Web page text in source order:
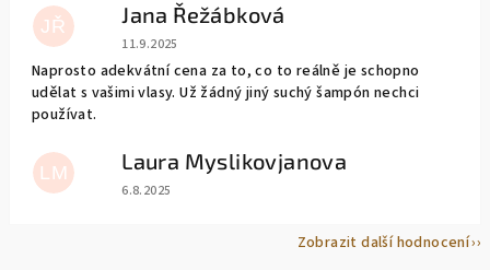
JŘ Jana Řežábková
Hodnocení obchodu je 5 z 5 hvězdiček.
11.9.2025
Naprosto adekvátní cena za to, co to reálně je schopno
udělat s vašimi vlasy. Už žádný jiný suchý šampón nechci
používat.
LM Laura Myslikovjanova
Hodnocení obchodu je 5 z 5 hvězdiček.
6.8.2025
Zobrazit další hodnocení